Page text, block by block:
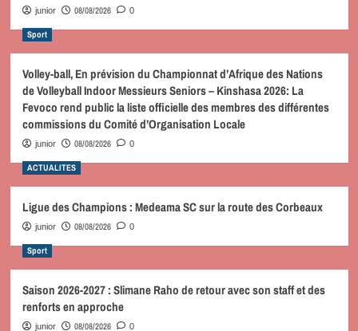
junior 08/08/2026 0
Sport
Volley-ball, En prévision du Championnat d’Afrique des Nations
de Volleyball Indoor Messieurs Seniors – Kinshasa 2026: La
Fevoco rend public la liste officielle des membres des différentes
commissions du Comité d’Organisation Locale
junior 08/08/2026 0
ACTUALITES
Ligue des Champions : Medeama SC sur la route des Corbeaux
junior 08/08/2026 0
Sport
Saison 2026-2027 : Slimane Raho de retour avec son staff et des
renforts en approche
junior 08/08/2026 0